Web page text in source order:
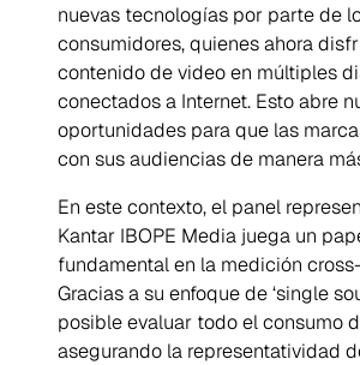
nuevas tecnologías por parte de
consumidores, quienes ahora
contenido de video en múltiples
conectados a Internet. Esto abre
oportunidades para que las
con sus audiencias de manera
En este contexto, el panel
Kantar IBOPE Media juega un
fundamental en la medición
Gracias a su enfoque de‘single
posible evaluar todo el consumo
asegurando la representatividad